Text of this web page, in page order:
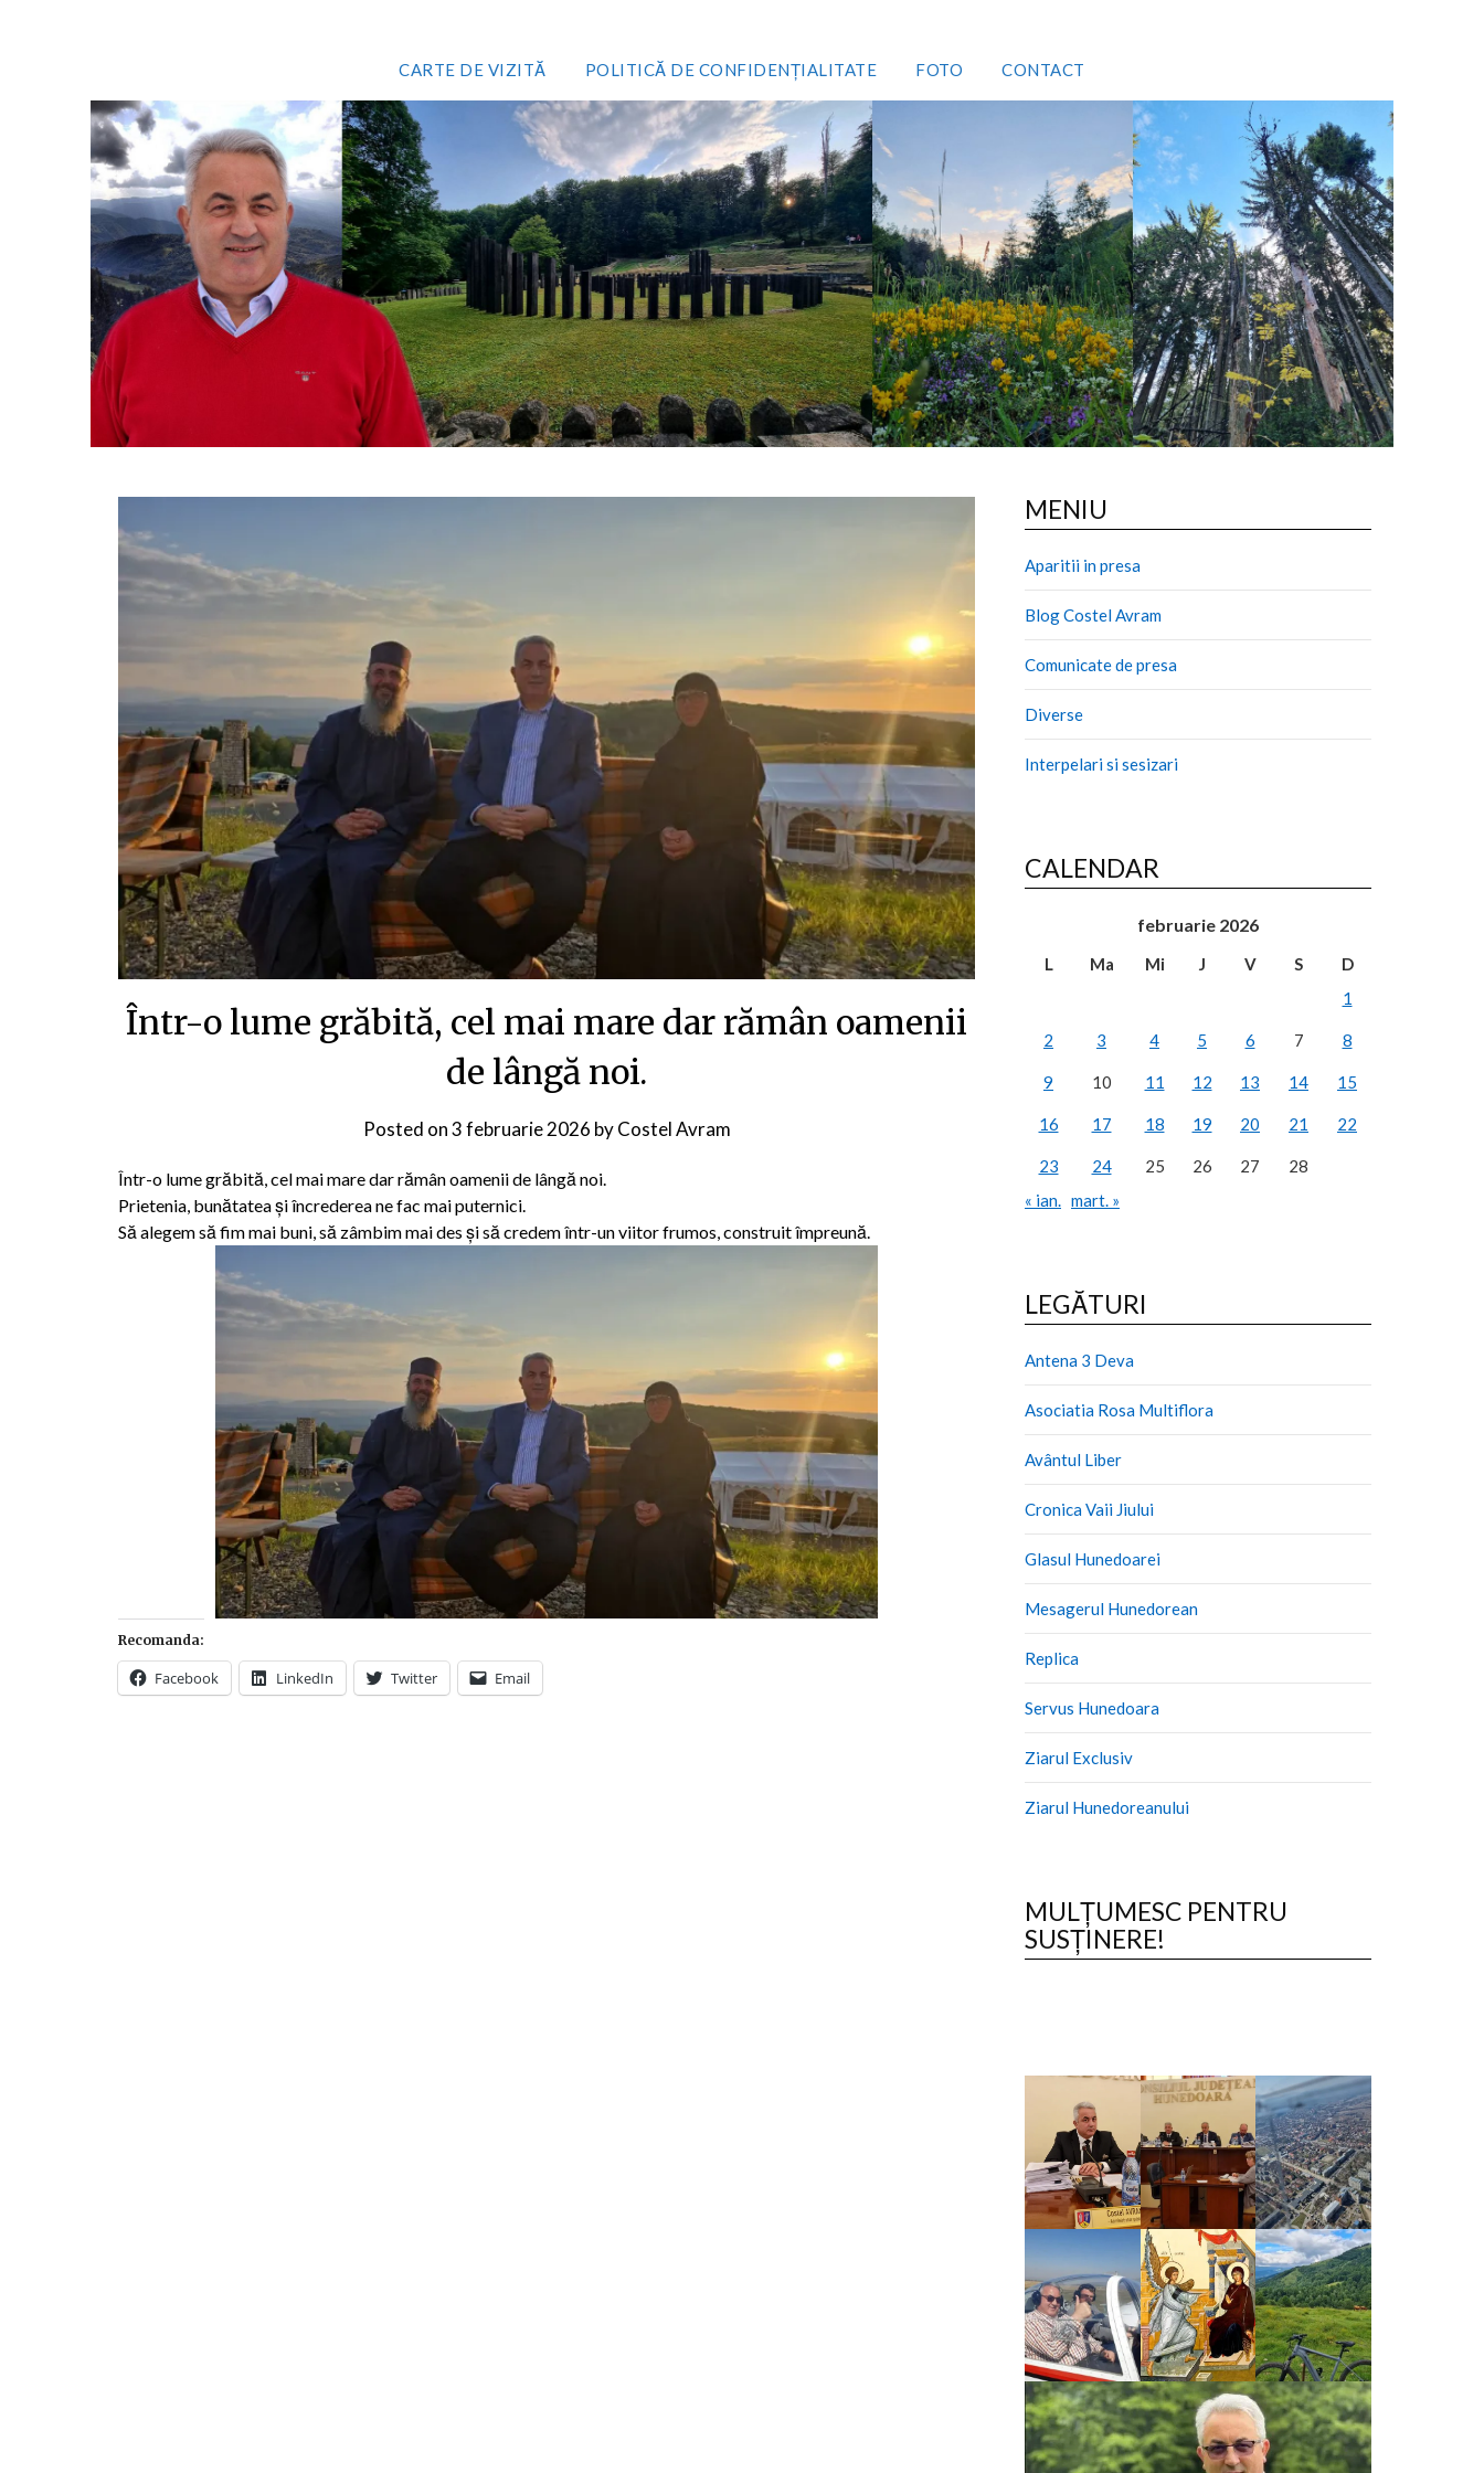
CARTE DE VIZITĂ POLITICĂ DE CONFIDENȚIALITATE FOTO CONTACT
Într-o lume grăbită, cel mai mare dar rămân oamenii
de lângă noi.
Posted on3 februarie 2026 byCostel Avram
Într-o lume grăbită, cel mai mare dar rămân oamenii de lângă noi.
Prietenia, bunătatea și încrederea ne fac mai puternici.
Să alegem să fim mai buni, să zâmbim mai des și să credem într-un viitor frumos, construit împreună.
Recomanda:
Facebook LinkedIn Twitter Email
MENIU
Aparitii in presa
Blog Costel Avram
Comunicate de presa
Diverse
Interpelari si sesizari
CALENDAR
februarie 2026
L Ma Mi J V S
D
1
2 3 4 5 6 7 8
9 10 11 12 13 14 15
16 17 18 19 20 21 22
23 24 25 26 27
28
« ian. mart. »
LEGĂTURI
Antena 3 Deva
Asociatia Rosa Multiflora
Avântul Liber
Cronica Vaii Jiului
Glasul Hunedoarei
Mesagerul Hunedorean
Replica
Servus Hunedoara
Ziarul Exclusiv
Ziarul Hunedoreanului
MULȚUMESC PENTRU
SUSȚINERE!